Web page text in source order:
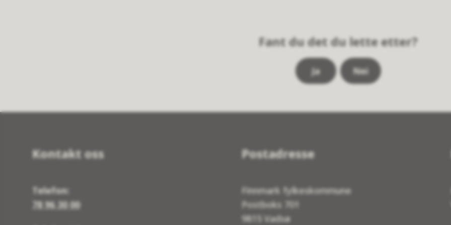
Fant du det du lette etter?
Ja Nei
Kontakt oss
Telefon:
78 96 30 00
Postadresse
Finnmark fylkeskommune
Postboks 701
9815 Vadsø